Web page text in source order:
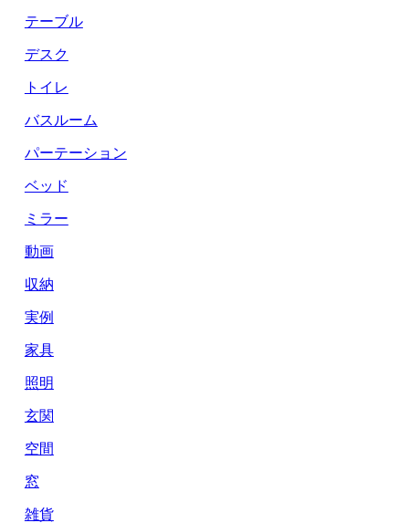
テーブル
デスク
トイレ
バスルーム
パーテーション
ベッド
ミラー
動画
収納
実例
家具
照明
玄関
空間
窓
雑貨